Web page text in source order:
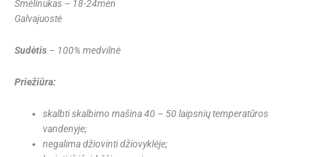
Smėlinukas – 18-24mėn
Galvajuostė
Sudėtis – 100% medvilnė
Priežiūra:
skalbti skalbimo mašina 40 – 50 laipsnių temperatūros
vandenyje;
negalima džiovinti džiovyklėje;